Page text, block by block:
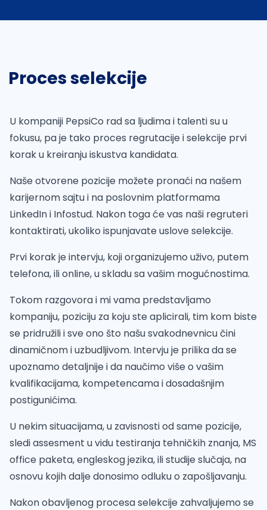
Proces selekcije
U kompaniji PepsiCo rad sa ljudima i talenti su u
fokusu, pa je tako proces regrutacije i selekcije prvi
korak u kreiranju iskustva kandidata.
Naše otvorene pozicije možete pronaći na našem
karijernom sajtu i na poslovnim platformama
LinkedIn i Infostud. Nakon toga će vas naši regruteri
kontaktirati, ukoliko ispunjavate uslove selekcije.
Prvi korak je intervju, koji organizujemo uživo, putem
telefona, ili online, u skladu sa vašim mogućnostima.
Tokom razgovora i mi vama predstavljamo
kompaniju, poziciju za koju ste aplicirali, tim kom biste
se pridružili i sve ono što našu svakodnevnicu čini
dinamičnom i uzbudljivom. Intervju je prilika da se
upoznamo detaljnije i da naučimo više o vašim
kvalifikacijama, kompetencama i dosadašnjim
postigunićima.
U nekim situacijama, u zavisnosti od same pozicije,
sledi assesment u vidu testiranja tehničkih znanja, MS
office paketa, engleskog jezika, ili studije slučaja, na
osnovu kojih dalje donosimo odluku o zapošljavanju.
Nakon obavljenog procesa selekcije zahvaljujemo se